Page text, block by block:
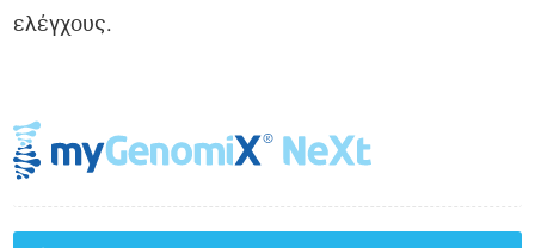
ελέγχους.